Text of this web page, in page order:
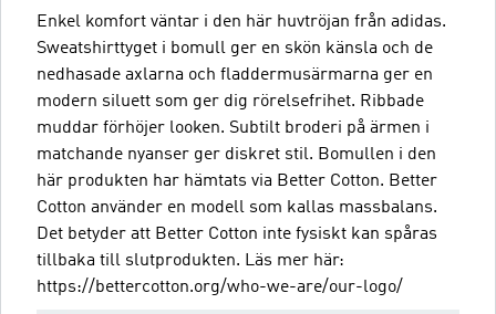
Enkel komfort väntar i den här huvtröjan från adidas.
Sweatshirttyget i bomull ger en skön känsla och de
nedhasade axlarna och fladdermusärmarna ger en
modern siluett som ger dig rörelsefrihet. Ribbade
muddar förhöjer looken. Subtilt broderi på ärmen i
matchande nyanser ger diskret stil. Bomullen i den
här produkten har hämtats via Better Cotton. Better
Cotton använder en modell som kallas massbalans.
Det betyder att Better Cotton inte fysiskt kan spåras
tillbaka till slutprodukten. Läs mer här:
https://bettercotton.org/who-we-are/our-logo/